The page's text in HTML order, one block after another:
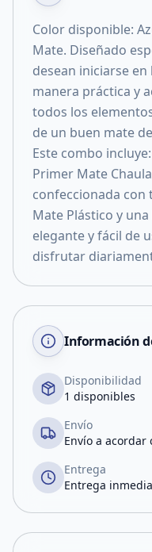
Color disponible:
Mate. Diseñado
desean iniciarse
manera práctica y
todos los
de un buen mate
Este combo
Primer Mate
confeccionada con
Mate Plástico y
elegante y fácil de
disfrutar
Información
Disponibilidad
1 disponibles
Envío
Envío a
Entrega
Entrega